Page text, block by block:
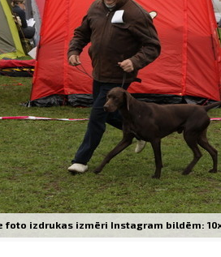
Izdrukas 1h laikā Rīgā –
Dažādi formāti un
Piegāde visā Latvijā vai
foto izdrukas izmēri Instagram bildēm: